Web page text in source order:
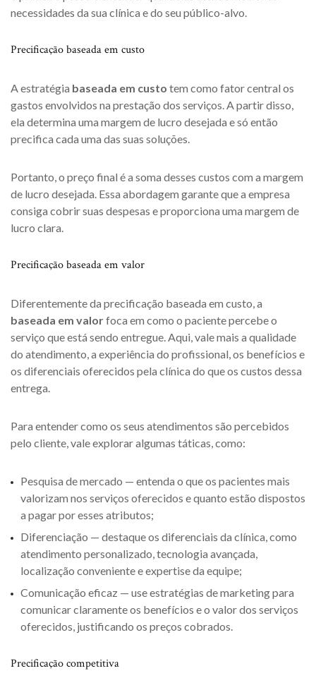
necessidades da sua clínica e do seu público-alvo.
Precificação baseada em custo
A estratégia baseada em custo tem como fator central os
gastos envolvidos na prestação dos serviços. A partir disso,
ela determina uma margem de lucro desejada e só então
precifica cada uma das suas soluções.
Portanto, o preço final é a soma desses custos com a margem
de lucro desejada. Essa abordagem garante que a empresa
consiga cobrir suas despesas e proporciona uma margem de
lucro clara.
Precificação baseada em valor
Diferentemente da precificação baseada em custo, a
baseada em valorfoca em como o paciente percebe o
serviço que está sendo entregue. Aqui, vale mais a qualidade
do atendimento, a experiência do profissional, os benefícios e
os diferenciais oferecidos pela clínica do que os custos dessa
entrega.
Para entender como os seus atendimentos são percebidos
pelo cliente, vale explorar algumas táticas, como:
Pesquisa de mercado — entenda o que os pacientes mais
valorizam nos serviços oferecidos e quanto estão dispostos
a pagar por esses atributos;
Diferenciação — destaque os diferenciais da clínica, como
atendimento personalizado, tecnologia avançada,
localização conveniente e expertise da equipe;
Comunicação eficaz — use estratégias de marketing para
comunicar claramente os benefícios e o valor dos serviços
oferecidos, justificando os preços cobrados.
Precificação competitiva